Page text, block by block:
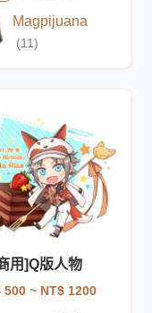
Magpijuana
(11)
用]Q版人物
500 ~ NT$ 1200